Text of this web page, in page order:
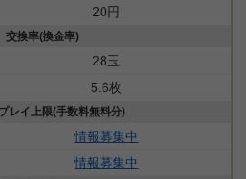
20円
交換率(換金率)
28玉
5.6枚
レイ上限(手数料無料分)
情報募集中
情報募集中